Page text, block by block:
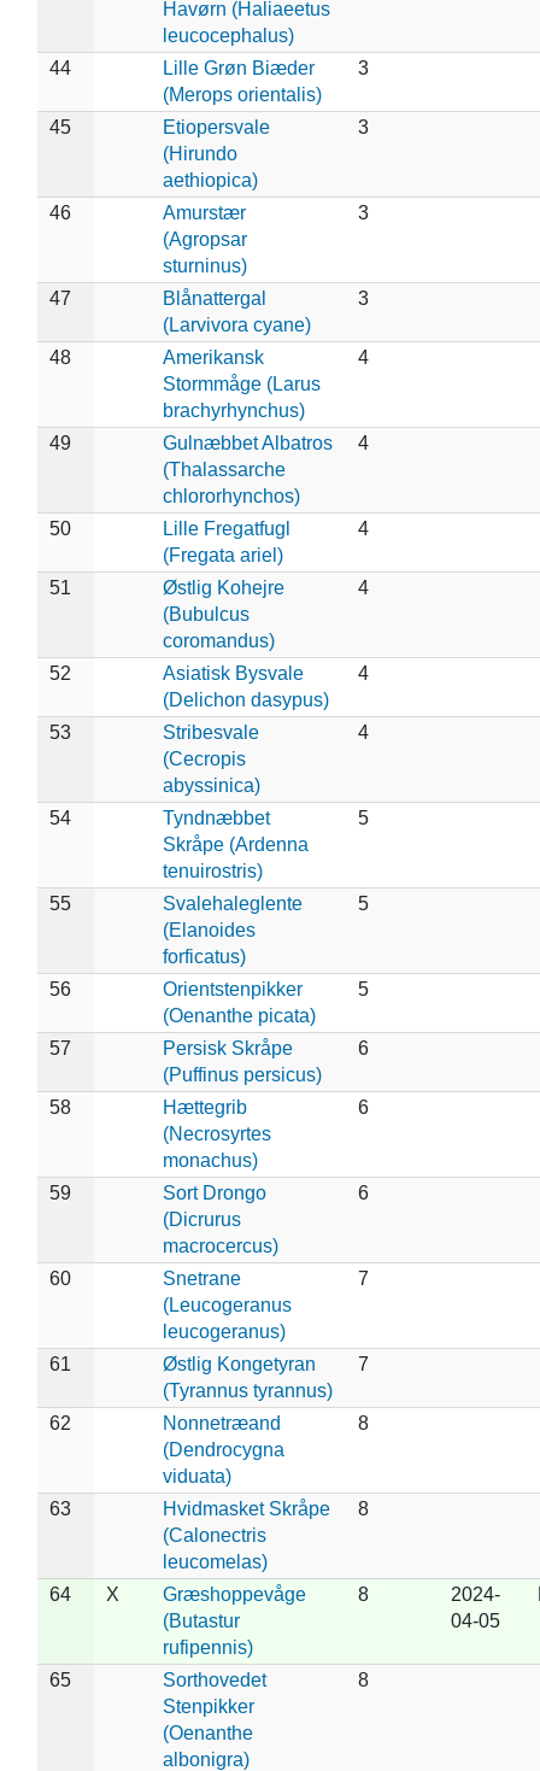
Havørn (Haliaeetus
leucocephalus)
44
Lille Grøn Biæder
(Merops orientalis)
3
45
Etiopersvale
(Hirundo
aethiopica)
3
46
Amurstær
(Agropsar
sturninus)
3
47
Blånattergal
(Larvivora cyane)
3
48
Amerikansk
Stormmåge (Larus
brachyrhynchus)
4
49
Gulnæbbet Albatros
(Thalassarche
chlororhynchos)
4
50
Lille Fregatfugl
(Fregata ariel)
4
51
Østlig Kohejre
(Bubulcus
coromandus)
4
52
Asiatisk Bysvale
(Delichon dasypus)
4
53
Stribesvale
(Cecropis
abyssinica)
4
54
Tyndnæbbet
Skråpe (Ardenna
tenuirostris)
5
55
Svalehaleglente
(Elanoides
forficatus)
5
56
Orientstenpikker
(Oenanthe picata)
5
57
Persisk Skråpe
(Puffinus persicus)
6
58
Hættegrib
(Necrosyrtes
monachus)
6
59
Sort Drongo
(Dicrurus
macrocercus)
6
60
Snetrane
(Leucogeranus
leucogeranus)
7
61
Østlig Kongetyran
(Tyrannus tyrannus)
7
62
Nonnetræand
(Dendrocygna
viduata)
8
63
Hvidmasket Skråpe
(Calonectris
leucomelas)
8
64 X
Græshoppevåge
(Butastur
rufipennis)
8
2024-
04-05
65
Sorthovedet
Stenpikker
(Oenanthe
albonigra)
8